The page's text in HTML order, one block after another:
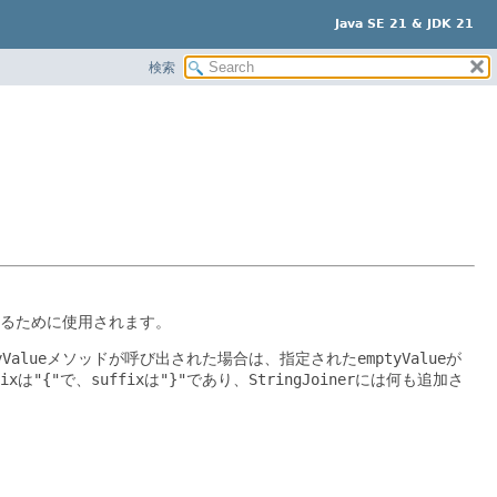
Java SE 21 & JDK 21
検索
ために使用されます。
メソッドが呼び出された場合は、指定されたemptyValueが
は"{"で、 suffixは"}"であり、 StringJoinerには何も追加さ